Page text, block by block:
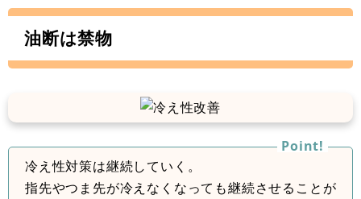
油断は禁物
冷え性対策は継続していく。
指先やつま先が冷えなくなっても継続させることが